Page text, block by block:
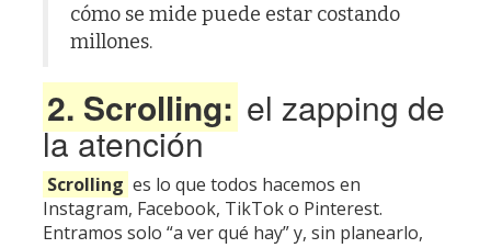
cómo se mide puede estar costando
millones.
2. Scrolling: el zapping de
la atención
Scrolling es lo que todos hacemos en
Instagram, Facebook, TikToko Pinterest.
Entramos solo “a ver qué hay” y, sin planearlo,